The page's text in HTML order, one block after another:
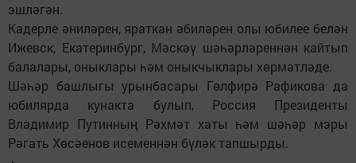
эшләгән.
Кадерле әниләрен, яраткан әбиләрен олы юбилее белән
Ижевск, Екатеринбург, Мәскәү шәһәрләреннән кайтып
балалары, оныклары һәм оныкчыклары хөрмәтләде.
Шәһәр башлыгы урынбасары Гөлфирә Рафикова да
юбилярда кунакта булып, Россия Президенты
Владимир Путинның Рәхмәт хаты һәм шәһәр мэры
Рәгать Хөсәенов исеменнән бүләк тапшырды.